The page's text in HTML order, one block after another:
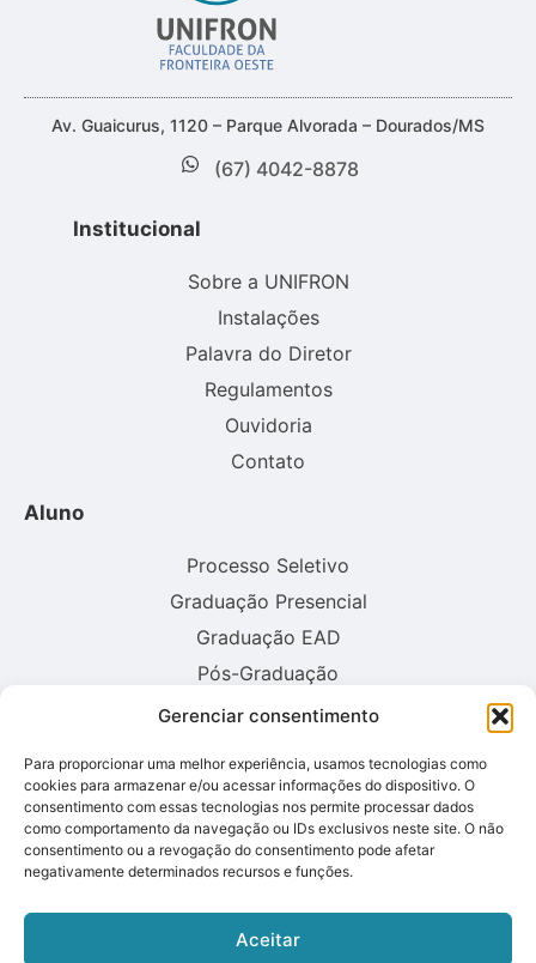
Gerenciar consentimento
Para proporcionar uma melhor experiência, usamos tecnologias como
cookies para armazenar e/ou acessar informações do dispositivo. O
consentimento com essas tecnologias nos permite processar dados
como comportamento da navegação ou IDs exclusivos neste site. O não
consentimento ou a revogação do consentimento pode afetar
negativamente determinados recursos e funções.
Aceitar
Av. Guaicurus, 1120 – Parque Alvorada – Dourados/MS
(67) 4042-8878
Institucional
Sobre a UNIFRON
Instalações
Palavra do Diretor
Regulamentos
Ouvidoria
Contato
Aluno
Processo Seletivo
Graduação Presencial
Graduação EAD
Pós-Graduação
Consulte aqui o cadastro da instituição no sistema E-MEC: